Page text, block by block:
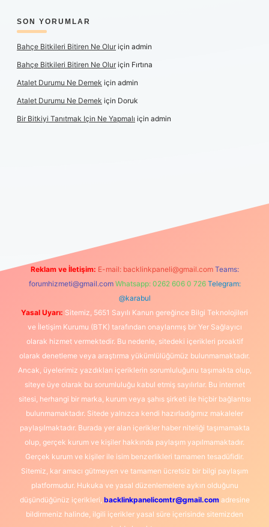
SON YORUMLAR
Bahçe Bitkileri Bitiren Ne Oluriçin admin
Bahçe Bitkileri Bitiren Ne Oluriçin Fırtına
Atalet Durumu Ne Demek için admin
Atalet Durumu Ne Demek için Doruk
Bir Bitkiyi Tanıtmak Için Ne Yapmalı için admin
Reklam ve İletişim: E-mail: backlinkpaneli@gmail.com Teams:
forumhizmeti@gmail.com Whatsapp: 0262 606 0 726 Telegram:
@karabul
Yasal Uyarı: Sitemiz, 5651 Sayılı Kanun gereğince Bilgi Teknolojileri
ve İletişim Kurumu (BTK) tarafından onaylanmış bir Yer Sağlayıcı
olarak hizmet vermektedir. Bu nedenle, sitedeki içerikleri proaktif
olarak denetleme veya araştırma yükümlülüğümüz bulunmamaktadır.
Ancak, üyelerimiz yazdıkları içeriklerin sorumluluğunu taşımakta olup,
siteye üye olarak bu sorumluluğu kabul etmiş sayılırlar. Bu internet
sitesi, herhangi bir marka, kurum veya şahıs şirketi ile hiçbir bağlantısı
bulunmamaktadır. Sitede yalnızca kendi hazırladığımız makaleler
paylaşılmaktadır. Burada yer alan içerikler haber niteliği taşımamakta
olup, gerçek kurum ve kişiler hakkında paylaşım yapılmamaktadır.
Gerçek kurum ve kişiler ile isim benzerlikleri tamamen tesadüfidir.
Sitemiz, kar amacı gütmeyen ve tamamen ücretsiz bir bilgi paylaşım
platformudur. Hukuka ve yasal düzenlemelere aykırı olduğunu
düşündüğünüz içerikleri, backlinkpanelicomtr@gmail.comadresine
bildirmeniz halinde, ilgili içerikler yasal süre içerisinde sitemizden